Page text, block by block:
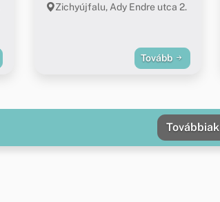
Zichyújfalu, Ady Endre utca 2.
Tovább
Továbbiak